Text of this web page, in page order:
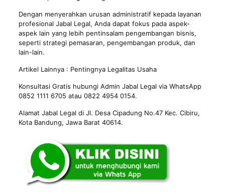
Dengan menyerahkan urusan administratif kepada layanan
profesional Jabal Legal, Anda dapat fokus pada aspek-
aspek lain yang lebih pentinsalam pengembangan bisnis,
seperti strategi pemasaran, pengembangan produk, dan
lain-lain.
Artikel Lainnya : Pentingnya Legalitas Usaha
Konsultasi Gratis hubungi Admin Jabal Legal via WhatsApp
0852 1111 6705 atau 0822 4954 0154.
Alamat Jabal Legal di Jl. Desa Cipadung No.47 Kec. Cibiru,
Kota Bandung, Jawa Barat 40614.